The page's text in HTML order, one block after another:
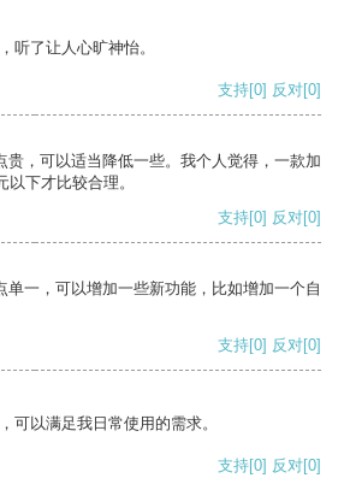
听了让人心旷神怡。
支持[0] 反对[0]
贵，可以适当降低一些。我个人觉得，一款加
下才比较合理。
支持[0] 反对[0]
单一，可以增加一些新功能，比如增加一个自
支持[0] 反对[0]
可以满足我日常使用的需求。
支持[0] 反对[0]